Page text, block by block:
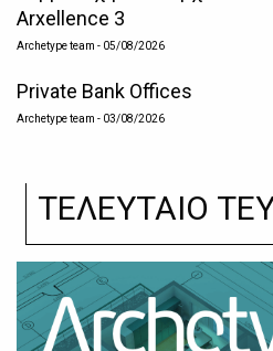
Arxellence 3
Archetype team - 05/08/2026
Private Bank Offices
Archetype team - 03/08/2026
ΤΕΛΕΥΤΑΙΟ